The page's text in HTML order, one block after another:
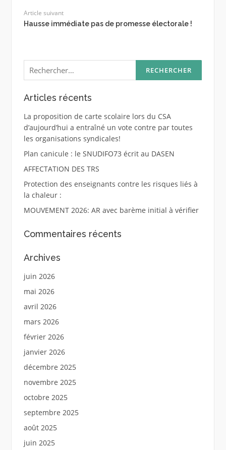
Article suivant
Hausse immédiate pas de promesse électorale !
Rechercher :
Articles récents
La proposition de carte scolaire lors du CSA
d’aujourd’hui a entraîné un vote contre par toutes
les organisations syndicales!
Plan canicule : le SNUDIFO73 écrit au DASEN
AFFECTATION DES TRS
Protection des enseignants contre les risques liés à
la chaleur :
MOUVEMENT 2026: AR avec barème initial à vérifier
Commentaires récents
Archives
juin 2026
mai 2026
avril 2026
mars 2026
février 2026
janvier 2026
décembre 2025
novembre 2025
octobre 2025
septembre 2025
août 2025
juin 2025